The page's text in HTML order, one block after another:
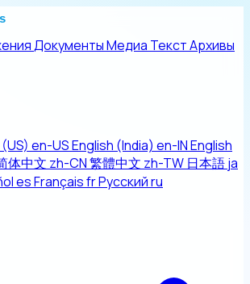
ДокументыМедиа ТекстАрхивы
en-USEnglish (India) en-INEnglish
体中文 zh-CN繁體中文 zh-TW 日本語ja
esFrançaisfrРусскийru